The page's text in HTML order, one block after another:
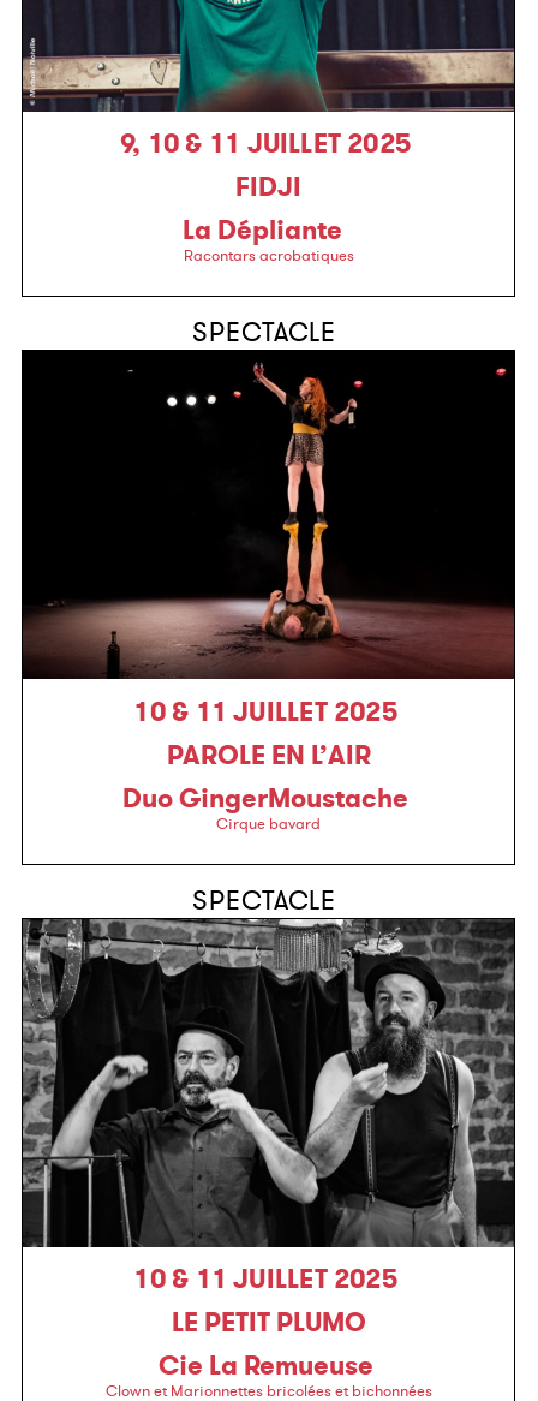
9, 10 & 11 JUILLET 2025
FIDJI
La Dépliante
Racontars acrobatiques
SPECTACLE
10 & 11 JUILLET 2025
PAROLE EN L’AIR
Duo GingerMoustache
Cirque bavard
SPECTACLE
10 & 11 JUILLET 2025
LE PETIT PLUMO
Cie La Remueuse
Clown et Marionnettes bricolées et bichonnées